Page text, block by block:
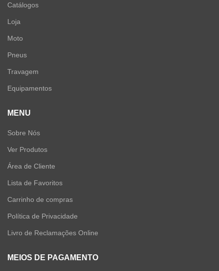
Catálogos
Loja
Moto
Pneus
Travagem
Equipamentos
MENU
Sobre Nós
Ver Produtos
Área de Cliente
Lista de Favoritos
Carrinho de compras
Política de Privacidade
Livro de Reclamações Online
MEIOS DE PAGAMENTO